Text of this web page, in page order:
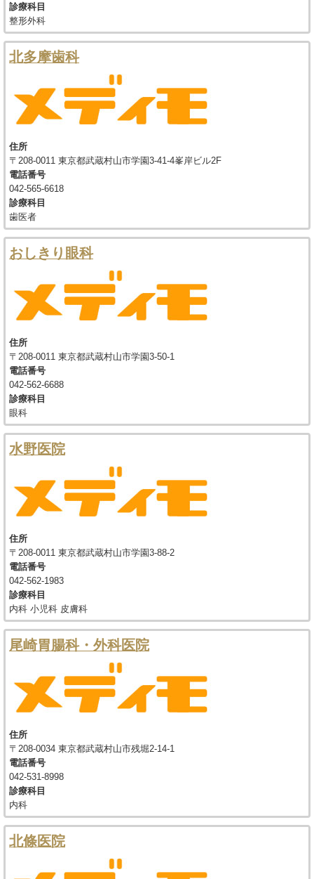
診療科目
整形外科
北多摩歯科
住所
〒208-0011 東京都武蔵村山市学園3-41-4峯岸ビル2F
電話番号
042-565-6618
診療科目
歯医者
おしきり眼科
住所
〒208-0011 東京都武蔵村山市学園3-50-1
電話番号
042-562-6688
診療科目
眼科
水野医院
住所
〒208-0011 東京都武蔵村山市学園3-88-2
電話番号
042-562-1983
診療科目
内科 小児科 皮膚科
尾崎胃腸科・外科医院
住所
〒208-0034 東京都武蔵村山市残堀2-14-1
電話番号
042-531-8998
診療科目
内科
北條医院